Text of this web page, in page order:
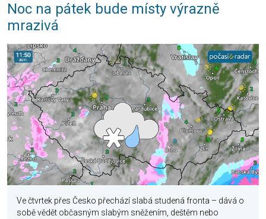
Noc na pátek bude místy výrazně
mrazivá
Ve čtvrtek přes Česko přechází slabá studená fronta – dává o
sobě vědět občasným slabým sněžením, deštěm nebo